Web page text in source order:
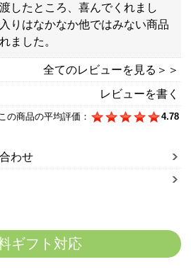
したところ、喜んでくれまし
りはなかなか他ではみない商品
ました。
全てのレビューを見る＞＞
レビューを書く
この商品の平均評価： 4.78
わせ
ギフト対応